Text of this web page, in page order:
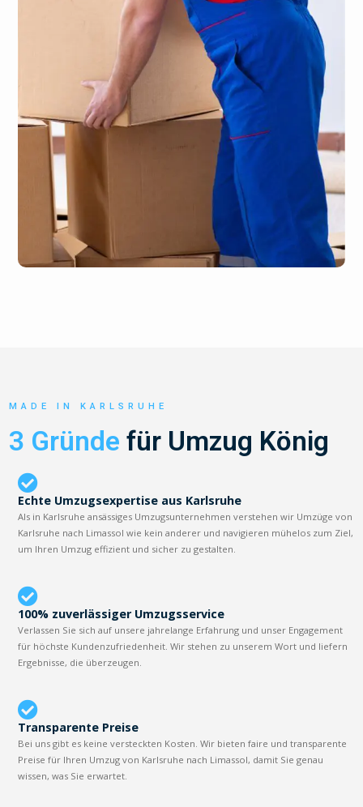
MADE IN KARLSRUHE
3 Gründe für Umzug König
Echte Umzugsexpertise aus Karlsruhe
Als in Karlsruhe ansässiges Umzugsunternehmen verstehen wir Umzüge von
Karlsruhe nach Limassol wie kein anderer und navigieren mühelos zum Ziel,
um Ihren Umzug effizient und sicher zu gestalten.
100% zuverlässiger Umzugsservice
Verlassen Sie sich auf unsere jahrelange Erfahrung und unser Engagement
für höchste Kundenzufriedenheit. Wir stehen zu unserem Wort und liefern
Ergebnisse, die überzeugen.
Transparente Preise
Bei uns gibt es keine versteckten Kosten. Wir bieten faire und transparente
Preise für Ihren Umzug von Karlsruhe nach Limassol, damit Sie genau
wissen, was Sie erwartet.